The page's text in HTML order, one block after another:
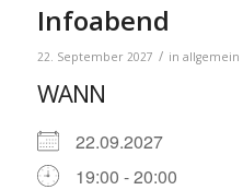
Infoabend
22. September 2027 / in allgemein
WANN
22.09.2027
19:00 - 20:00